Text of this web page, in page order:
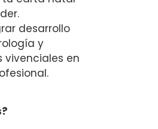
desarrollo
y
vivenciales en